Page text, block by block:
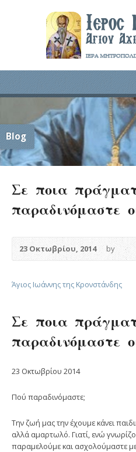
Blog
Σε ποια
παραδινόμαστε
23 Οκτωβρίου, 2014 by
Άγιος Ιωάννης της Κρονστάνδης
Σε ποια
παραδινόμαστε
23 Οκτωβρίου 2014
Πού παραδινόμαστε;
Την ζωή μας την έχουμε κάνει
αλλά αμαρτωλό. Γιατί, ενώ
παραμελούμε και ασχολούμαστε